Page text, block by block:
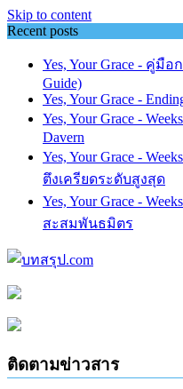
Skip to content
Recent posts
Yes, Your Grace - คู่มื
Guide)
Yes, Your Grace -
Yes, Your Grace -
Davern
Yes, Your Grace -
ตึงเครียดระดับสูงสุด
Yes, Your Grace -
สะสมพันธมิตร
ติดตามข่าวสาร